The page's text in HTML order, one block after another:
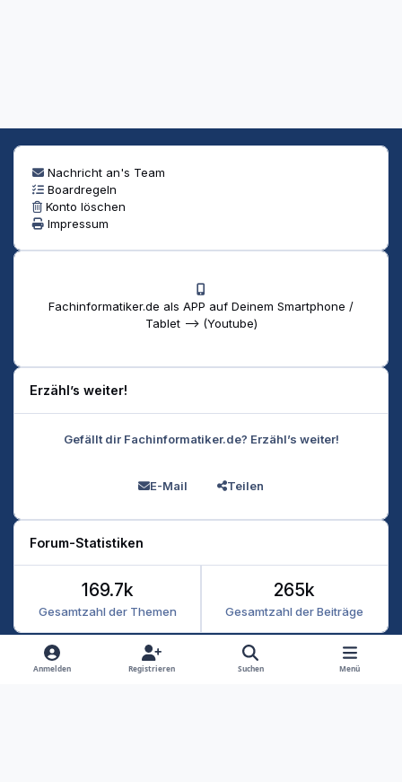
Nachricht an's Team
Boardregeln
Konto löschen
Impressum
Fachinformatiker.de als APP auf Deinem Smartphone /
Tablet --> (Youtube)
Erzähl’s weiter!
Gefällt dir Fachinformatiker.de? Erzähl’s weiter!
E-Mail Teilen
Forum-Statistiken
Gesamtzahl der Themen
169.7k
Gesamtzahl der Beiträge
265k
Heller Modus
Dunkler Modus
Systemeinstellung
Anmelden Registrieren Suchen Menü